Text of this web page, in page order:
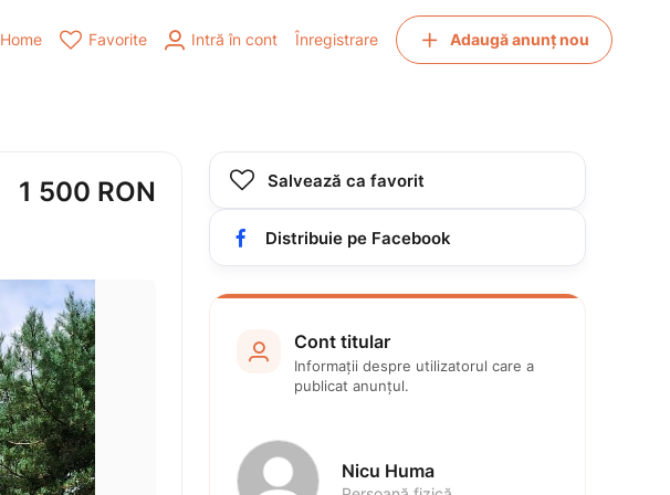
1 500 RON  Salvează ca favorit
 Distribuie pe Facebook
 Cont titular
Informații despre utilizatorul care a
publicat anunțul.
Nicu Huma
Home  Favorite  Intră în cont Înregistrare  Adaugă anunț nou